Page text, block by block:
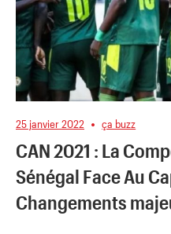
25 janvier 2022 ça buzz
CAN 2021 : La
Sénégal Face Au
Changements